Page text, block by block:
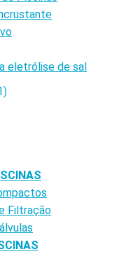
eletrólise de sal
Filtração